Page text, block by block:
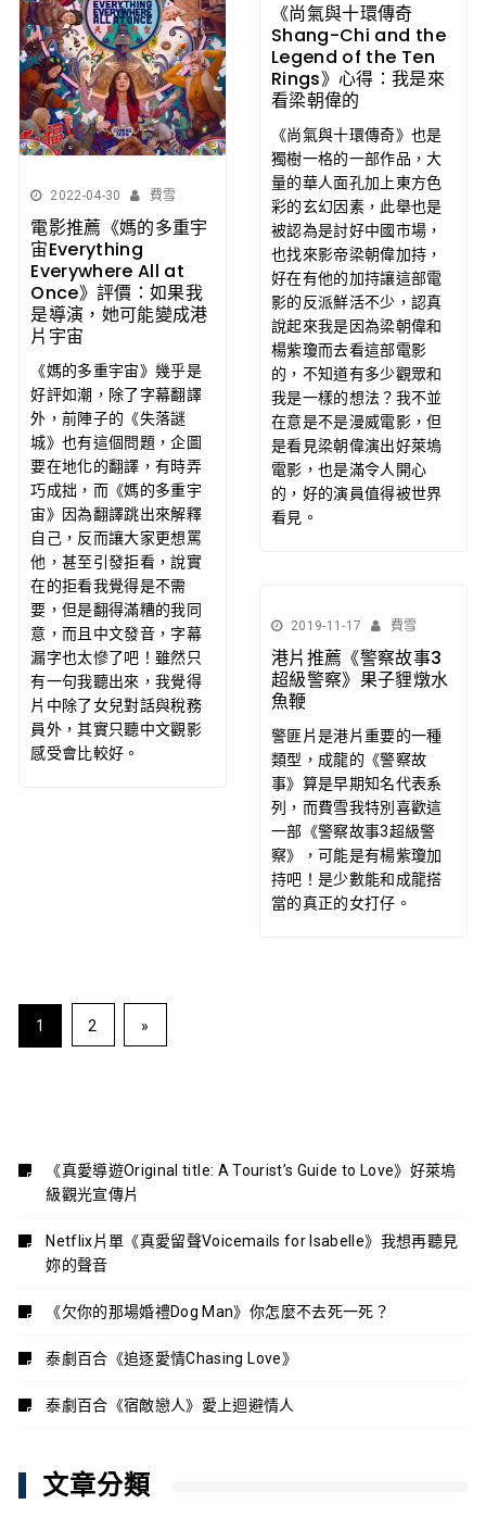
2022-04-30 費雪
電影推薦《媽的多重宇
宙Everything
Everywhere All at
Once》評價：如果我
是導演，她可能變成港
片宇宙
《媽的多重宇宙》幾乎是
好評如潮，除了字幕翻譯
外，前陣子的《失落謎
城》也有這個問題，企圖
要在地化的翻譯，有時弄
巧成拙，而《媽的多重宇
宙》因為翻譯跳出來解釋
自己，反而讓大家更想罵
他，甚至引發拒看，說實
在的拒看我覺得是不需
要，但是翻得滿糟的我同
意，而且中文發音，字幕
漏字也太慘了吧！雖然只
有一句我聽出來，我覺得
片中除了女兒對話與稅務
員外，其實只聽中文觀影
感受會比較好。
《尚氣與十環傳奇
Shang-Chi and the
Legend of the Ten
Rings》心得：我是來
看梁朝偉的
《尚氣與十環傳奇》也是
獨樹一格的一部作品，大
量的華人面孔加上東方色
彩的玄幻因素，此舉也是
被認為是討好中國市場，
也找來影帝梁朝偉加持，
好在有他的加持讓這部電
影的反派鮮活不少，認真
說起來我是因為梁朝偉和
楊紫瓊而去看這部電影
的，不知道有多少觀眾和
我是一樣的想法？我不並
在意是不是漫威電影，但
是看見梁朝偉演出好萊塢
電影，也是滿令人開心
的，好的演員值得被世界
看見。
2019-11-17 費雪
港片推薦《警察故事3
超級警察》果子貍燉水
魚鞭
警匪片是港片重要的一種
類型，成龍的《警察故
事》算是早期知名代表系
列，而費雪我特別喜歡這
一部《警察故事3超級警
察》，可能是有楊紫瓊加
持吧！是少數能和成龍搭
當的真正的女打仔。
文
章
1 2 »
《真愛導遊Original title: A Tourist’s Guide to Love》好萊塢
級觀光宣傳片
Netflix片單《真愛留聲Voicemails for Isabelle》我想再聽見
妳的聲音
《欠你的那場婚禮Dog Man》你怎麼不去死一死？
泰劇百合《追逐愛情Chasing Love》
泰劇百合《宿敵戀人》愛上迴避情人
文章分類